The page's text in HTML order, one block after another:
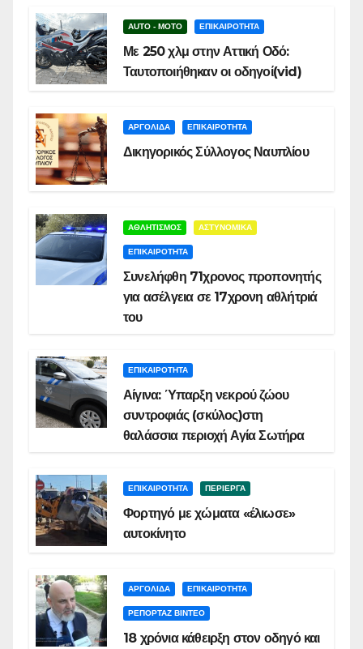
AUTO - MOTO ΕΠΙΚΑΙΡΟΤΗΤΑ
Με 250 χλμ στην Αττική Οδό:
Ταυτοποιήθηκαν οι οδηγοί(vid)
ΑΡΓΟΛΙΔΑ ΕΠΙΚΑΙΡΟΤΗΤΑ
Δικηγορικός Σύλλογος Ναυπλίου
ΑΘΛΗΤΙΣΜΟΣ ΑΣΤΥΝΟΜΙΚΑ
ΕΠΙΚΑΙΡΟΤΗΤΑ
Συνελήφθη 71χρονος προπονητής
για ασέλγεια σε 17χρονη αθλήτριά
του
ΕΠΙΚΑΙΡΟΤΗΤΑ
Αίγινα: Ύπαρξη νεκρού ζώου
συντροφιάς (σκύλος)στη
θαλάσσια περιοχή Αγία Σωτήρα
ΕΠΙΚΑΙΡΟΤΗΤΑ ΠΕΡΙΕΡΓΑ
Φορτηγό με χώματα «έλιωσε»
αυτοκίνητο
ΑΡΓΟΛΙΔΑ ΕΠΙΚΑΙΡΟΤΗΤΑ
ΡΕΠΟΡΤΑΖ ΒΙΝΤΕΟ
18 χρόνια κάθειρξη στον οδηγό και